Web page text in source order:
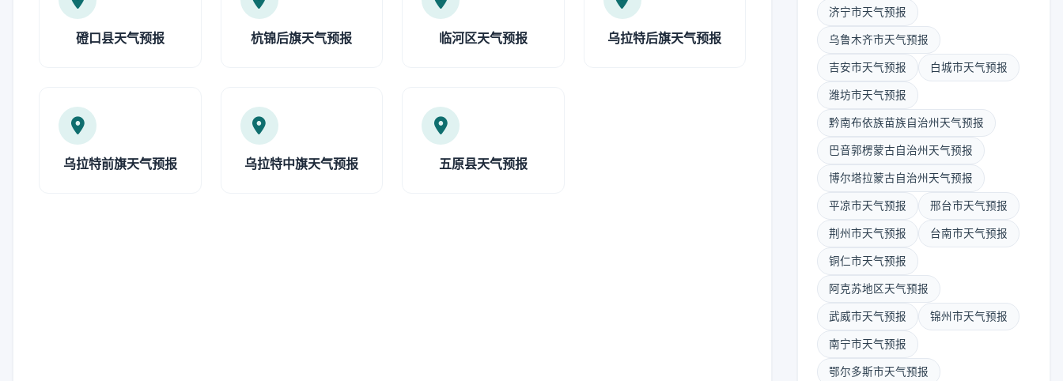
磴口县天气预报 杭锦后旗天气预报 临河区天气预报 乌拉特后旗天气预报
乌拉特前旗天气预报 乌拉特中旗天气预报 五原县天气预报
济宁市天气预报
乌鲁木齐市天气预报
吉安市天气预报 白城市天气预报
潍坊市天气预报
黔南布依族苗族自治州天气预报
巴音郭楞蒙古自治州天气预报
博尔塔拉蒙古自治州天气预报
平凉市天气预报 邢台市天气预报
荆州市天气预报 台南市天气预报
铜仁市天气预报
阿克苏地区天气预报
武威市天气预报 锦州市天气预报
南宁市天气预报
鄂尔多斯市天气预报